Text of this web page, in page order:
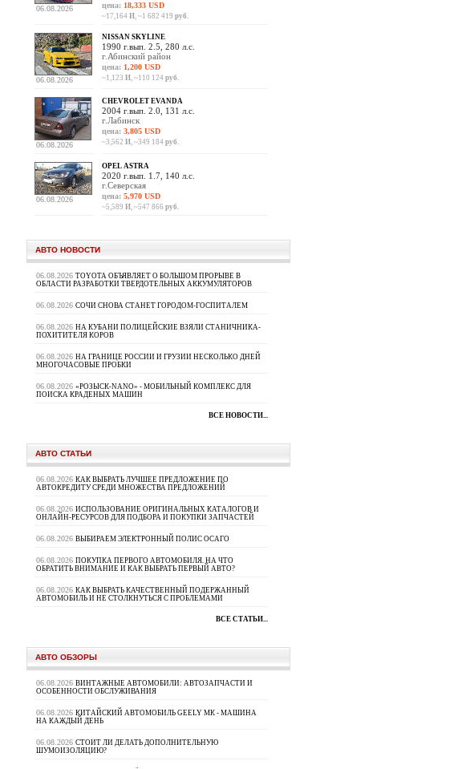
06.08.2026 цена: 18,333 USD
~17,164 И, ~1 682 419 руб.
06.08.2026
NISSAN SKYLINE
1990 г.вып. 2.5, 280 л.с.
г.Абинский район
цена: 1,200 USD
~1,123 И, ~110 124 руб.
06.08.2026
CHEVROLET EVANDA
2004 г.вып. 2.0, 131 л.с.
г.Лабинск
цена: 3,805 USD
~3,562 И, ~349 184 руб.
06.08.2026
OPEL ASTRA
2020 г.вып. 1.7, 140 л.с.
г.Северская
цена: 5,970 USD
~5,589 И, ~547 866 руб.
АВТО НОВОСТИ
06.08.2026 TOYOTA ОБЪЯВЛЯЕТ О БОЛЬШОМ ПРОРЫВЕ В
ОБЛАСТИ РАЗРАБОТКИ ТВЕРДОТЕЛЬНЫХ АККУМУЛЯТОРОВ
06.08.2026 СОЧИ СНОВА СТАНЕТ ГОРОДОМ-ГОСПИТАЛЕМ
06.08.2026 НА КУБАНИ ПОЛИЦЕЙСКИЕ ВЗЯЛИ СТАНИЧНИКА-
ПОХИТИТЕЛЯ КОРОВ
06.08.2026 НА ГРАНИЦЕ РОССИИ И ГРУЗИИ НЕСКОЛЬКО ДНЕЙ
МНОГОЧАСОВЫЕ ПРОБКИ
06.08.2026 «РОЗЫСК-NANO» - МОБИЛЬНЫЙ КОМПЛЕКС ДЛЯ
ПОИСКА КРАДЕНЫХ МАШИН
ВСЕ НОВОСТИ...
АВТО СТАТЬИ
06.08.2026 КАК ВЫБРАТЬ ЛУЧШЕЕ ПРЕДЛОЖЕНИЕ ПО
АВТОКРЕДИТУ СРЕДИ МНОЖЕСТВА ПРЕДЛОЖЕНИЙ
06.08.2026 ИСПОЛЬЗОВАНИЕ ОРИГИНАЛЬНЫХ КАТАЛОГОВ И
ОНЛАЙН-РЕСУРСОВ ДЛЯ ПОДБОРА И ПОКУПКИ ЗАПЧАСТЕЙ
06.08.2026 ВЫБИРАЕМ ЭЛЕКТРОННЫЙ ПОЛИС ОСАГО
06.08.2026 ПОКУПКА ПЕРВОГО АВТОМОБИЛЯ. НА ЧТО
ОБРАТИТЬ ВНИМАНИЕ И КАК ВЫБРАТЬ ПЕРВЫЙ АВТО?
06.08.2026 КАК ВЫБРАТЬ КАЧЕСТВЕННЫЙ ПОДЕРЖАННЫЙ
АВТОМОБИЛЬ И НЕ СТОЛКНУТЬСЯ С ПРОБЛЕМАМИ
ВСЕ СТАТЬИ...
АВТО ОБЗОРЫ
06.08.2026 ВИНТАЖНЫЕ АВТОМОБИЛИ: АВТОЗАПЧАСТИ И
ОСОБЕННОСТИ ОБСЛУЖИВАНИЯ
06.08.2026 КИТАЙСКИЙ АВТОМОБИЛЬ GEELY МК - МАШИНА
НА КАЖДЫЙ ДЕНЬ
06.08.2026 СТОИТ ЛИ ДЕЛАТЬ ДОПОЛНИТЕЛЬНУЮ
ШУМОИЗОЛЯЦИЮ?